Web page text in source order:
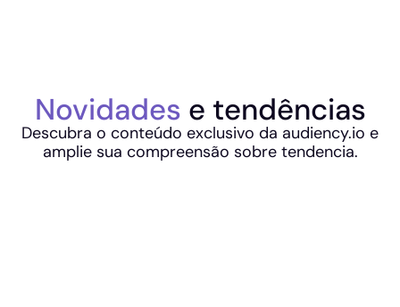
Novidades e tendências
Descubra o conteúdo exclusivo da audiency.io e
amplie sua compreensão sobre tendencia.